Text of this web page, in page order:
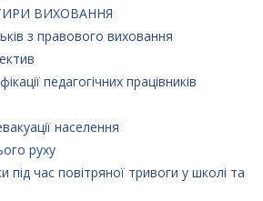
ВИХОВАННЯ
з правового виховання
педагогічних працівників
населення
руху
під час повітряної тривоги у школі та